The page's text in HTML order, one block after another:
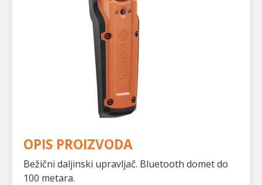
OPIS PROIZVODA
Bežični daljinski upravljač. Bluetooth domet do
100 metara.